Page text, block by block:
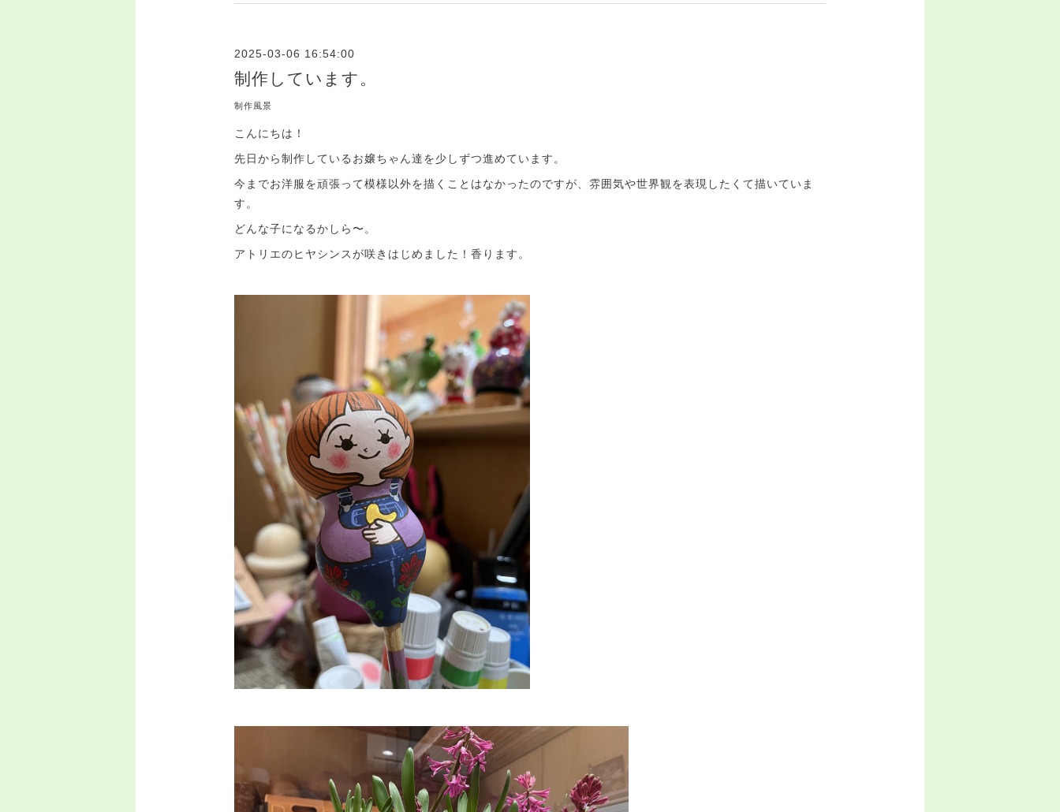
2025-03-06 16:54:00
制作しています。
制作風景
こんにちは！
先日から制作しているお嬢ちゃん達を少しずつ進めています。
今までお洋服を頑張って模様以外を描くことはなかったのですが、雰囲気や世界観を表現したくて描いていま
す。
どんな子になるかしら〜。
アトリエのヒヤシンスが咲きはじめました！香ります。